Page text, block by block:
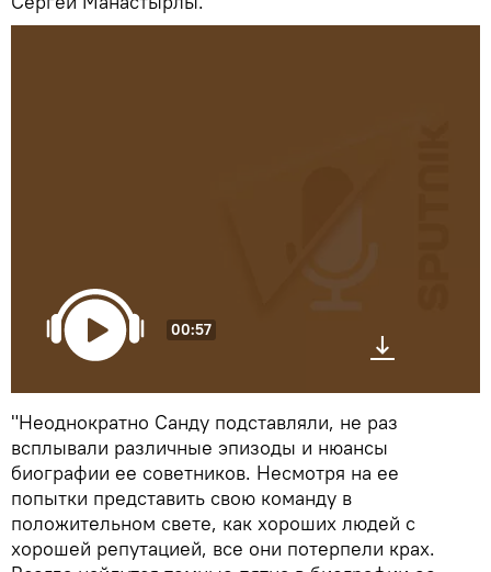
00:57
"Неоднократно Санду подставляли, не раз
всплывали различные эпизоды и нюансы
биографии ее советников. Несмотря на ее
попытки представить свою команду в
положительном свете, как хороших людей с
хорошей репутацией, все они потерпели крах.